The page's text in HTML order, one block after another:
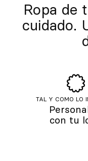
Ropa de
cuidado.
TAL Y COMO LO
con tu